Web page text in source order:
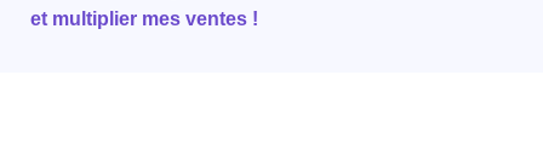
et multiplier mes ventes !